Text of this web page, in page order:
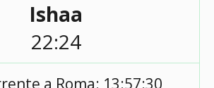
Ishaa
22:24
a Roma: 13:57:30